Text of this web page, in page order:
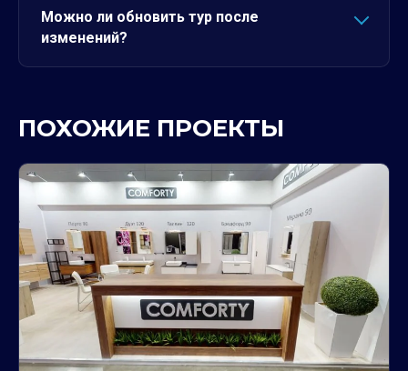
Можно ли обновить тур после
изменений?
ПОХОЖИЕ ПРОЕКТЫ